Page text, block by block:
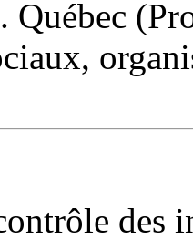
des